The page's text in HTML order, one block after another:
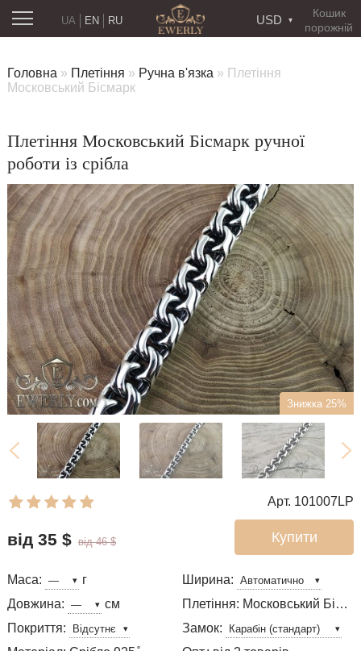
Кошик
порожній
USD
RU
UA EN
Головна » Плетіння » Ручна в'язка » Плетіння
Московський Бісмарк
Плетіння Московський Бісмарк ручної
роботи із срібла
Знижка 25%
Арт. 101007LP
Купити
від 35 $ від 46 $
Маса: г
Ширина:
Довжина:
см
Плетіння: Московський Бісмарк
Покриття:
Замок: